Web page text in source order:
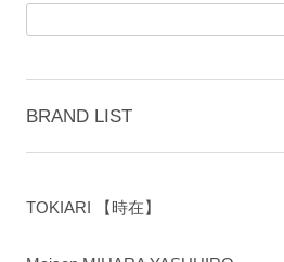
BRAND LIST
TOKIARI 【時在】